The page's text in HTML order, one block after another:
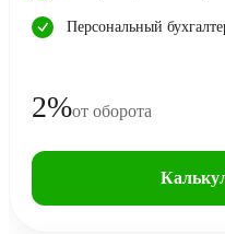
Персональный
2%от оборота